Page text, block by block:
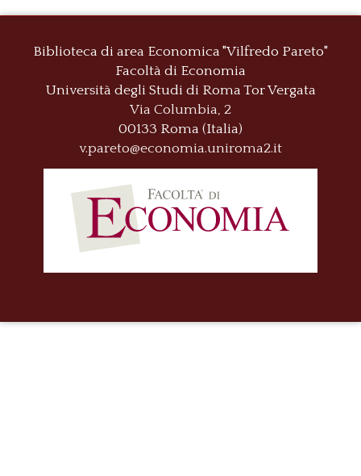
Biblioteca di area Economica "Vilfredo Pareto"
Facoltà di Economia
Università degli Studi di RomaTor Vergata
Via Columbia, 2
00133 Roma (Italia)
v.pareto@economia.uniroma2.it